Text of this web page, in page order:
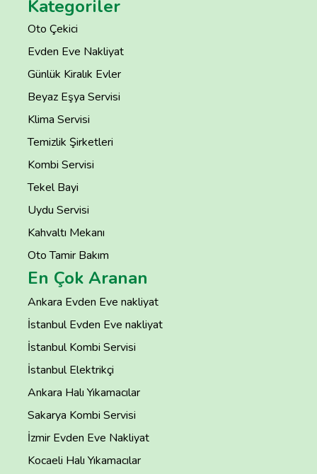
Kategoriler
Oto Çekici
Evden Eve Nakliyat
Günlük Kiralık Evler
Beyaz Eşya Servisi
Klima Servisi
Temizlik Şirketleri
Kombi Servisi
Tekel Bayi
Uydu Servisi
Kahvaltı Mekanı
Oto Tamir Bakım
En Çok Aranan
Ankara Evden Eve nakliyat
İstanbul Evden Eve nakliyat
İstanbul Kombi Servisi
İstanbul Elektrikçi
Ankara Halı Yıkamacılar
Sakarya Kombi Servisi
İzmir Evden Eve Nakliyat
Kocaeli Halı Yıkamacılar